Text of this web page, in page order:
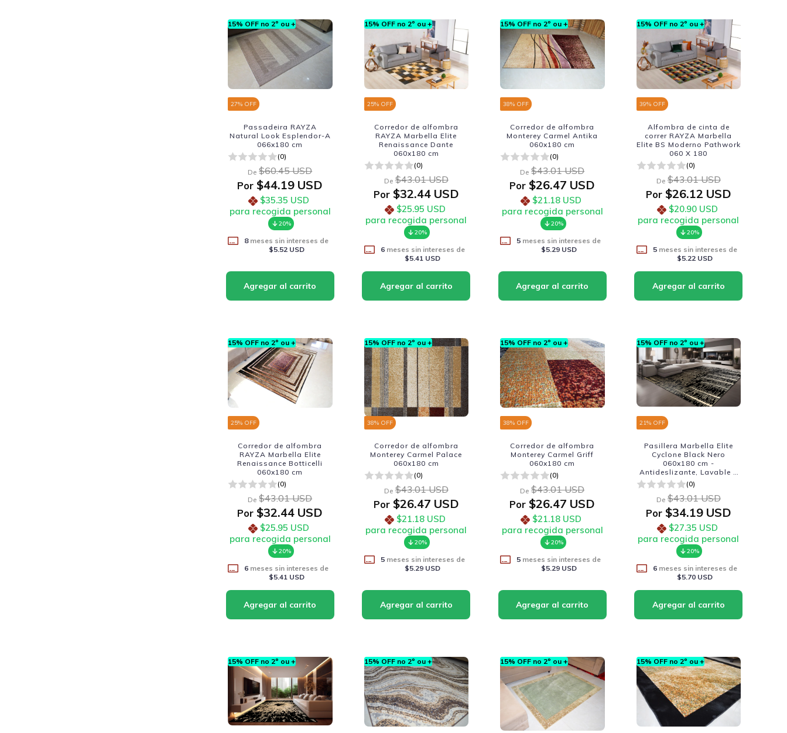
15% OFF no 2º ou +
27% OFF
Passadeira RAYZA
Natural Look Esplendor-A
066x180 cm
(0)
De $60.45 USD
Por $44.19 USD
$35.35 USD
para recogida personal
20%
8meses sin intereses de
$5.52 USD
15% OFF no 2º ou +
25% OFF
Corredor de alfombra
RAYZA Marbella Elite
Renaissance Dante
060x180 cm
(0)
De $43.01 USD
Por$32.44 USD
$25.95 USD
para recogida personal
20%
6meses sin intereses de
$5.41 USD
15% OFF no 2º ou +
38% OFF
Corredor de alfombra
Monterey Carmel Antika
060x180 cm
(0)
De $43.01 USD
Por $26.47 USD
$21.18 USD
para recogida personal
20%
5 meses sin intereses de
$5.29 USD
15% OFF no 2º ou +
39% OFF
Alfombra de cinta de
correr RAYZA Marbella
Elite BS Moderno Pathwork
060 X 180
(0)
De $43.01 USD
Por$26.12 USD
$20.90 USD
para recogida personal
20%
5meses sin intereses de
$5.22 USD
15% OFF no 2º ou +
25% OFF
Corredor de alfombra
RAYZA Marbella Elite
Renaissance Botticelli
060x180 cm
(0)
De $43.01 USD
Por $32.44 USD
$25.95 USD
para recogida personal
20%
6 meses sin intereses de
$5.41 USD
15% OFF no 2º ou +
38% OFF
Corredor de alfombra
Monterey Carmel Palace
060x180 cm
(0)
De $43.01 USD
Por$26.47 USD
$21.18 USD
para recogida personal
20%
5meses sin intereses de
$5.29 USD
15% OFF no 2º ou +
38% OFF
Corredor de alfombra
Monterey Carmel Griff
060x180 cm
(0)
De $43.01 USD
Por $26.47 USD
$21.18 USD
para recogida personal
20%
5 meses sin intereses de
$5.29 USD
15% OFF no 2º ou +
21% OFF
Pasillera Marbella Elite
Cyclone Black Nero
060x180 cm -
Antideslizante, Lavable y
Sofisticada
(0)
De $43.01 USD
Por$34.19 USD
$27.35 USD
para recogida personal
20%
6meses sin intereses de
$5.70 USD
15% OFF no 2º ou + 15% OFF no 2º ou + 15% OFF no 2º ou + 15% OFF no 2º ou +